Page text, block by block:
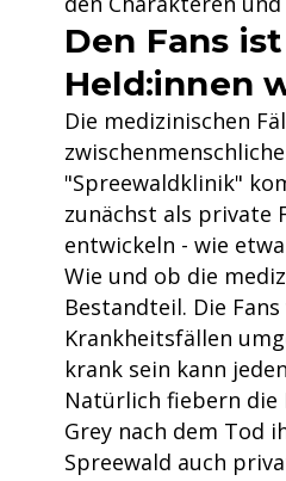
Den Fans
Held:innen
Die medizinischen
"Spreewaldklinik"
zunächst als private
entwickeln - wie
Wie und ob die
Bestandteil. Die
Krankheitsfällen
krank sein kann
Natürlich fiebern die
Grey nach dem Tod
Spreewald auch